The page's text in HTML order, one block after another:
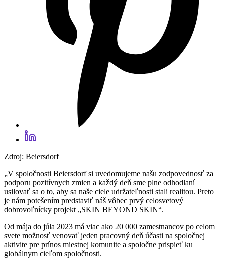
Zdroj: Beiersdorf
„V spoločnosti Beiersdorf si uvedomujeme našu zodpovednosť za
podporu pozitívnych zmien a každý deň sme plne odhodlaní
usilovať sa o to, aby sa naše ciele udržateľnosti stali realitou. Preto
je nám potešením predstaviť náš vôbec prvý celosvetový
dobrovoľnícky projekt „SKIN BEYOND SKIN“.
Od mája do júla 2023 má viac ako 20 000 zamestnancov po celom
svete možnosť venovať jeden pracovný deň účasti na spoločnej
aktivite pre prínos miestnej komunite a spoločne prispieť ku
globálnym cieľom spoločnosti.